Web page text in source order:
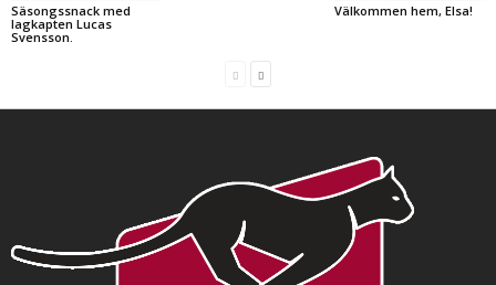
Säsongssnack med
lagkapten Lucas
Svensson.
Välkommen hem, Elsa!